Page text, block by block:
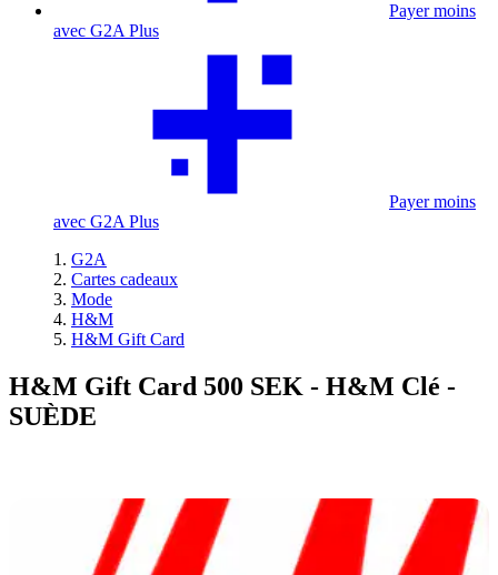
Payer moins
avec G2A Plus
Payer moins
avec G2A Plus
G2A
Cartes cadeaux
Mode
H&M
H&M Gift Card
H&M Gift Card 500 SEK - H&M Clé -
SUÈDE